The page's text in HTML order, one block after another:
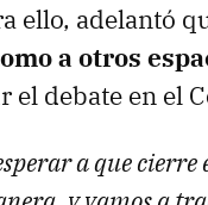
ello, adelantó
a otros
el debate en el
a que